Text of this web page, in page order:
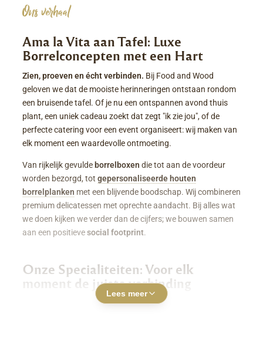
Ons verhaal
Ama la Vita aan Tafel: Luxe
Borrelconcepten met een Hart
Zien, proeven en écht verbinden. Bij Food and Wood
geloven we dat de mooiste herinneringen ontstaan rondom
een bruisende tafel. Of je nu een ontspannen avond thuis
plant, een uniek cadeau zoekt dat zegt "ik zie jou", of de
perfecte catering voor een event organiseert: wij maken van
elk moment een waardevolle ontmoeting.
Van rijkelijk gevuldeborrelboxen die tot aan de voordeur
worden bezorgd, tot gepersonaliseerde houten
borrelplanken met een blijvende boodschap. Wij combineren
premium delicatessen met oprechte aandacht. Bij alles wat
we doen kijken we verder dan de cijfers; we bouwen samen
aan een positievesocial footprint.
Onze Specialiteiten: Voor elk
moment de juiste verbinding
Luxe Borrelboxen & Borrelpakketten
Lees meer